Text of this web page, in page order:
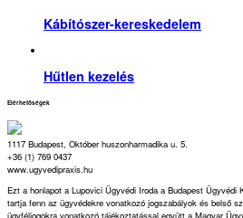
Kábítószer-kereskedelem
Hűtlen kezelés
Elérhetőségek
1117 Budapest, Október huszonharmadika u. 5.
+36 (1) 769 0437
www.ugyvedipraxis.hu
Ezt a honlapot a Lupovici Ügyvédi Iroda a Budapest Ügyvédi
tartja fenn az ügyvédekre vonatkozó jogszabályok és belső
ügyféljogokra vonatkozó tájékoztatással együtt a Magyar